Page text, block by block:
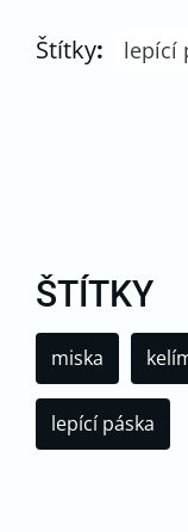
Štítky: lepící
ŠTÍTKY
miska
lepící páska